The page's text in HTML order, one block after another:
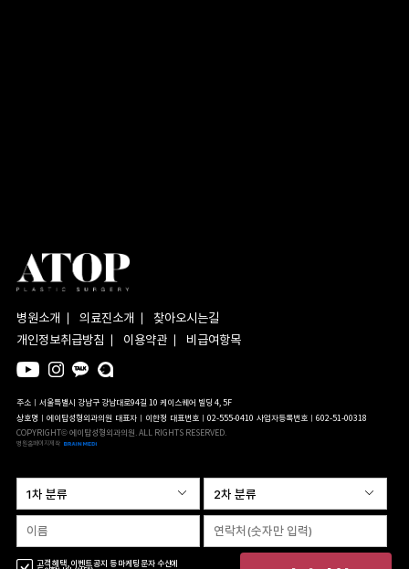
고객 혜택, 이벤트 공지 등 마케팅 문자 수신에
병원소개 의료진소개
찾아오시는길
개인정보취급방침
이용약관 비급여항목
주소ㅣ서울특별시 강남구 강남대로94길 10 케이스퀘어 빌딩 4, 5F
상호명ㅣ에이탑성형외과의원 대표자ㅣ이한정 대표번호ㅣ02-555-0410 사업자등록번호ㅣ602-51-00318
COPYRIGHT© 에이탑성형외과의원. ALL RIGHTS RESERVED.
병원홈페이지제작